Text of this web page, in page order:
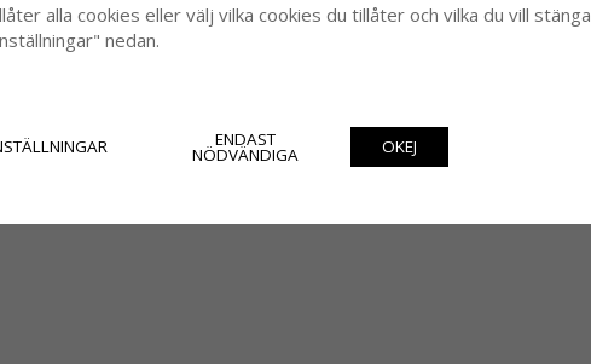
alla cookies eller välj vilka cookies du tillåter och vilka du vill stänga
nedan.
ENDAST
NÖDVÄNDIGA OKEJ